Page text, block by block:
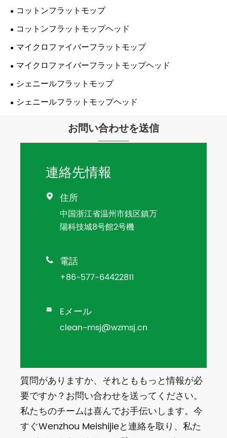
コットンフラットモップ
コットンフラットモップヘッド
マイクロファイバーフラットモップ
マイクロファイバーフラットモップヘッド
シェニールフラットモップ
シェニールフラットモップヘッド
お問い合わせを送信
連絡先情報
 住所
中国浙江省温州市銭区鎮万
陽科技城8号館2号機
 電話
+86-577-64422811
 Eメール
clean-msj@wzmsj.cn
質問がありますか、それとももっと情報が必
要ですか？お問い合わせを送ってください。
私たちのチームは喜んでお手伝いします。今
すぐWenzhou Meishijieと連絡を取り、私た